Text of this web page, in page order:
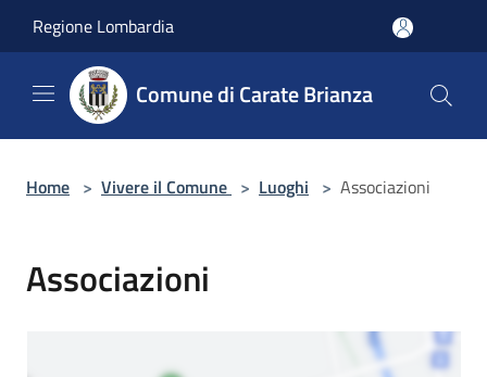
Regione Lombardia
Comune di Carate Brianza
Home > Vivere il Comune > Luoghi > Associazioni
Associazioni